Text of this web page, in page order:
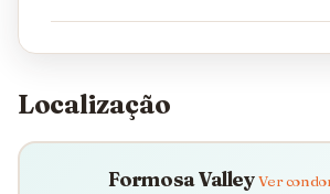
Localização
Formosa ValleyVer